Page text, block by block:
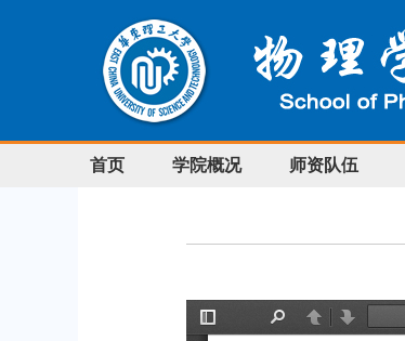
首页 学院概况 师资队伍